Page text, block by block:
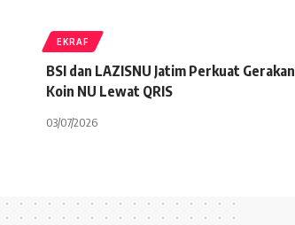
EKRAF
BSI dan LAZISNU Jatim Perkuat Gerakan
Koin NU Lewat QRIS
03/07/2026